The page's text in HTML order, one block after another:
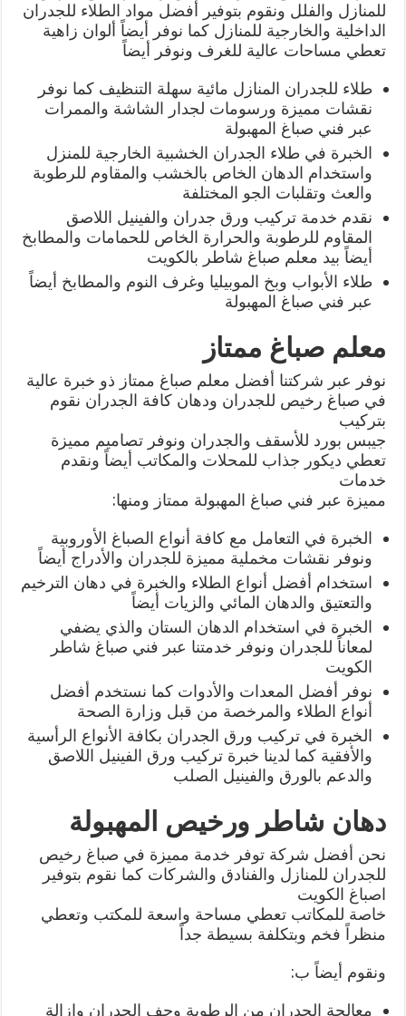
للمنازل والفلل ونقوم بتوفير أفضل مواد الطلاء للجدران
الداخلية والخارجية للمنازل كما نوفر أيضاً ألوان زاهية
تعطي مساحات عالية للغرف ونوفر أيضاً
طلاء للجدران المنازل مائية سهلة التنظيف كما نوفر
نقشات مميزة ورسومات لجدار الشاشة والممرات
عبر فني صباغ المهبولة
الخبرة في طلاء الجدران الخشبية الخارجية للمنزل
واستخدام الدهان الخاص بالخشب والمقاوم للرطوبة
والعث وتقلبات الجو المختلفة
نقدم خدمة تركيب ورق جدران والفينيل اللاصق
المقاوم للرطوبة والحرارة الخاص للحمامات والمطابخ
أيضاً بيد معلم صباغ شاطر بالكويت
طلاء الأبواب وبخ الموبيليا وغرف النوم والمطابخ أيضاً
عبر فني صباغ المهبولة
معلم صباغ ممتاز
نوفر عبر شركتنا أفضل معلم صباغ ممتاز ذو خبرة عالية
في صباغ رخيص للجدران ودهان كافة الجدران نقوم
بتركيب
جيبس بورد للأسقف والجدران ونوفر تصاميم مميزة
تعطي ديكور جذاب للمحلات والمكاتب أيضاً ونقدم
خدمات
مميزة عبر فني صباغ المهبولة ممتاز ومنها:
الخبرة في التعامل مع كافة أنواع الصباغ الأوروبية
ونوفر نقشات مخملية مميزة للجدران والأدراج أيضاً
استخدام أفضل أنواع الطلاء والخبرة في دهان الترخيم
والتعتيق والدهان المائي والزيات أيضاً
الخبرة في استخدام الدهان الستان والذي يضفي
لمعاناً للجدران ونوفر خدمتنا عبر فني صباغ شاطر
الكويت
نوفر أفضل المعدات والأدوات كما نستخدم أفضل
أنواع الطلاء والمرخصة من قبل وزارة الصحة
الخبرة في تركيب ورق الجدران بكافة الأنواع الرأسية
والأفقية كما لدينا خبرة تركيب ورق الفينيل اللاصق
والدعم بالورق والفينيل الصلب
دهان شاطر ورخيص المهبولة
نحن أفضل شركة توفر خدمة مميزة في صباغ رخيص
للجدران للمنازل والفنادق والشركات كما نقوم بتوفير
اصباغ الكويت
خاصة للمكاتب تعطي مساحة واسعة للمكتب وتعطي
منظراً فخم وبتكلفة بسيطة جداً
ونقوم أيضاً ب:
معالجة الجدران من الرطوبة وحف الجدران وإزالة